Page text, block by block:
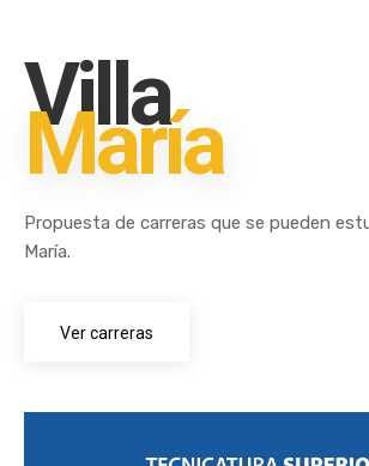
Villa
María
Propuesta de carreras que se pueden
María.
Ver carreras